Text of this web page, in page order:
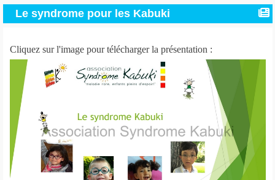
Le syndrome pour les Kabuki
Cliquez sur l'image pour télécharger la présentation :